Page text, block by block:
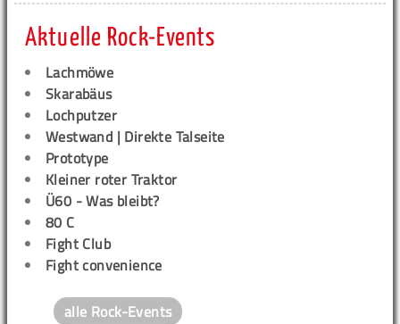
Aktuelle Rock-Events
Lachmöwe
Skarabäus
Lochputzer
Westwand | Direkte Talseite
Prototype
Kleiner roter Traktor
Ü60 - Was bleibt?
80 C
Fight Club
Fight convenience
alle Rock-Events